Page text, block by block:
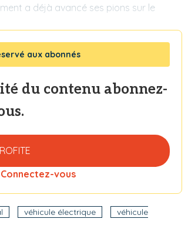
a déjà avancé ses pions sur le
aux abonnés
du contenu abonnez-
Connectez-vous
véhicule électrique
véhicule